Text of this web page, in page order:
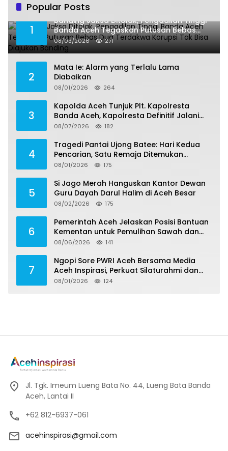
Popular Posts
1
Banding Jaksa Ditolak, Pengadilan Tinggi
Banda Aceh Tegaskan Putusan Bebas
Dua Terdakwa Korupsi Tak Bisa Diajukan
Banding
08/03/2026 271
2
Mata Ie: Alarm yang Terlalu Lama
Diabaikan
08/01/2026 264
3
Kapolda Aceh Tunjuk Plt. Kapolresta
Banda Aceh, Kapolresta Definitif Jalani
Pemeriksaan di Mabes Polri
08/07/2026 182
4
Tragedi Pantai Ujong Batee: Hari Kedua
Pencarian, Satu Remaja Ditemukan
Meninggal, Tiga Korban Masih Dicari
08/01/2026 175
5
Si Jago Merah Hanguskan Kantor Dewan
Guru Dayah Darul Halim di Aceh Besar
08/02/2026 175
6
Pemerintah Aceh Jelaskan Posisi Bantuan
Kementan untuk Pemulihan Sawah dan
Kebun
08/06/2026 141
7
Ngopi Sore PWRI Aceh Bersama Media
Aceh Inspirasi, Perkuat Silaturahmi dan
Wariskan Pengalaman Berharga
08/01/2026 124
Jl. Tgk. Imeum Lueng Bata No. 44, Lueng Bata Banda
Aceh, Lantai II
+62 812-6937-061
acehinspirasi@gmail.com